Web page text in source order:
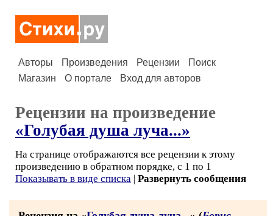
Авторы Произведения Рецензии
Поиск
Магазин
О портале Вход для авторов
Рецензии на произведение
«Голубая душа луча...»
На странице отображаются все рецензии к этому
произведению в обратном порядке, с 1 по 1
Показывать в виде списка | Развернуть сообщения